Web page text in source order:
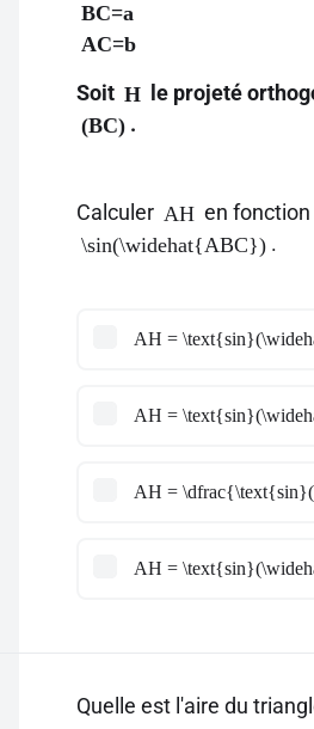
BC=a
AC=b
Soit H le projeté
(BC) .
Calculer AH en fonction
\sin(\widehat{ABC}) .
AH =
AH =
AH =
AH =
Quelle est l'aire du